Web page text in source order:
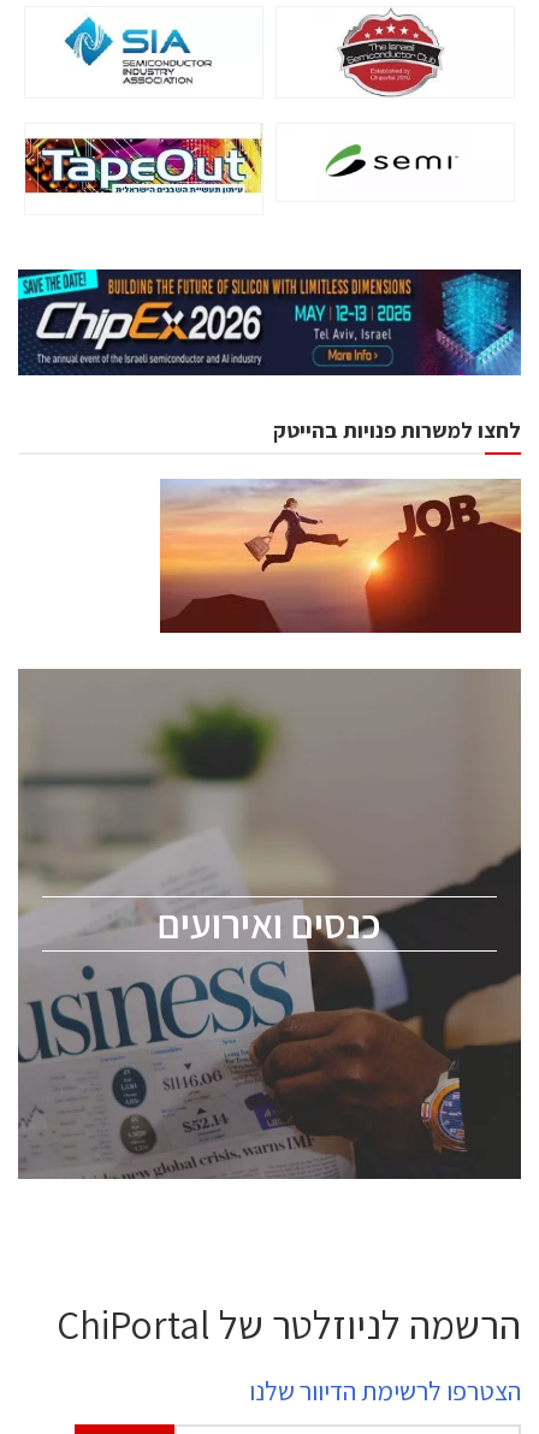
לחצו למשרות פנויות בהייטק
כנסים ואירועים
כנסים ואירועים
לכל העוסקים בתעשיית הסמיקונדקטור כולל מהנדסים,
ChipEx2026 will be held on May 12-13, 2026. The
conference is intended for everyone involved in the
semiconductor industry, including engineers,
professional experts, and senior executives.
לחץ לפרטים
הרשמה לניוזלטר של ChiPortal
הצטרפו לרשימת הדיוור שלנו